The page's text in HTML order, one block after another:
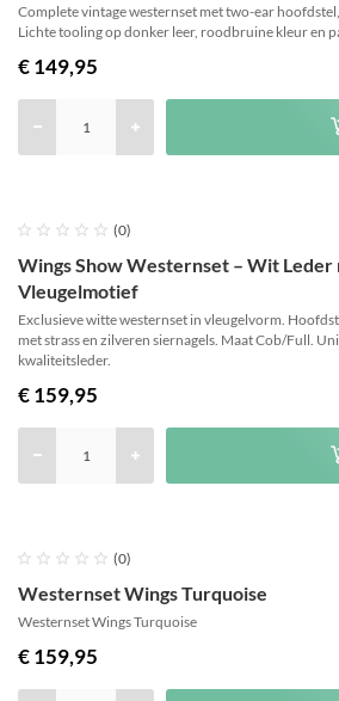
Complete vintage westernset met two-ear
Lichte tooling op donker leer, roodbruine kleur en
€ 149,95
     (0)
Wings Show Westernset – Wit Leder
Vleugelmotief
Exclusieve witte westernset in vleugelvorm.
met strass en zilveren siernagels. Maat Cob/Full.
kwaliteitsleder.
€ 159,95
     (0)
Westernset Wings Turquoise
Westernset Wings Turquoise
€ 159,95